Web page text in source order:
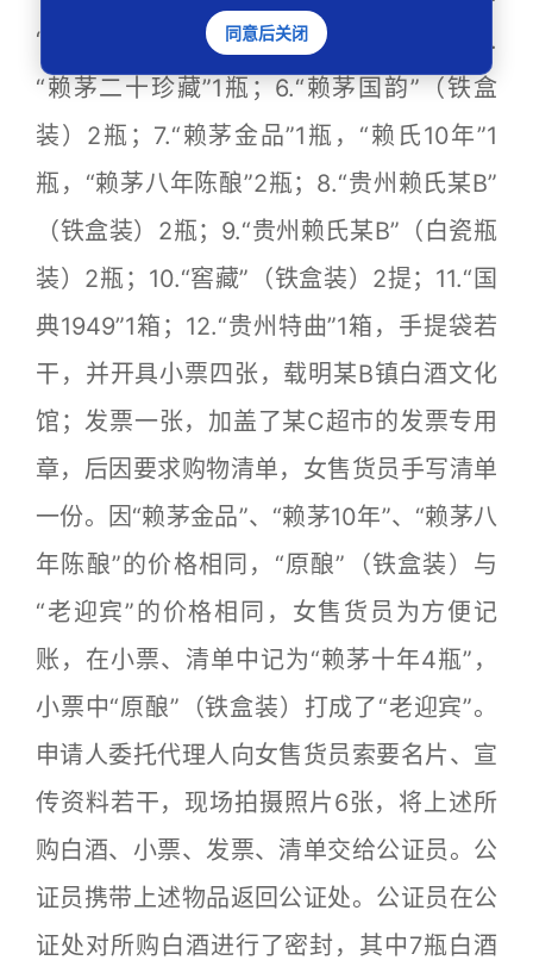
“原酿（铁盒装）”2瓶；4.“酱王20”1瓶；5.
“赖茅二十珍藏”1瓶；6.“赖茅国韵”（铁盒
装）2瓶；7.“赖茅金品”1瓶，“赖氏10年”1
瓶，“赖茅八年陈酿”2瓶；8.“贵州赖氏某B”
（铁盒装）2瓶；9.“贵州赖氏某B”（白瓷瓶
装）2瓶；10.“窖藏”（铁盒装）2提；11.“国
典1949”1箱；12.“贵州特曲”1箱，手提袋若
干，并开具小票四张，载明某B镇白酒文化
馆；发票一张，加盖了某C超市的发票专用
章，后因要求购物清单，女售货员手写清单
一份。因“赖茅金品”、“赖茅10年”、“赖茅八
年陈酿”的价格相同，“原酿”（铁盒装）与
“老迎宾”的价格相同，女售货员为方便记
账，在小票、清单中记为“赖茅十年4瓶”，
小票中“原酿”（铁盒装）打成了“老迎宾”。
申请人委托代理人向女售货员索要名片、宣
传资料若干，现场拍摄照片6张，将上述所
购白酒、小票、发票、清单交给公证员。公
证员携带上述物品返回公证处。公证员在公
证处对所购白酒进行了密封，其中7瓶白酒
同意后关闭